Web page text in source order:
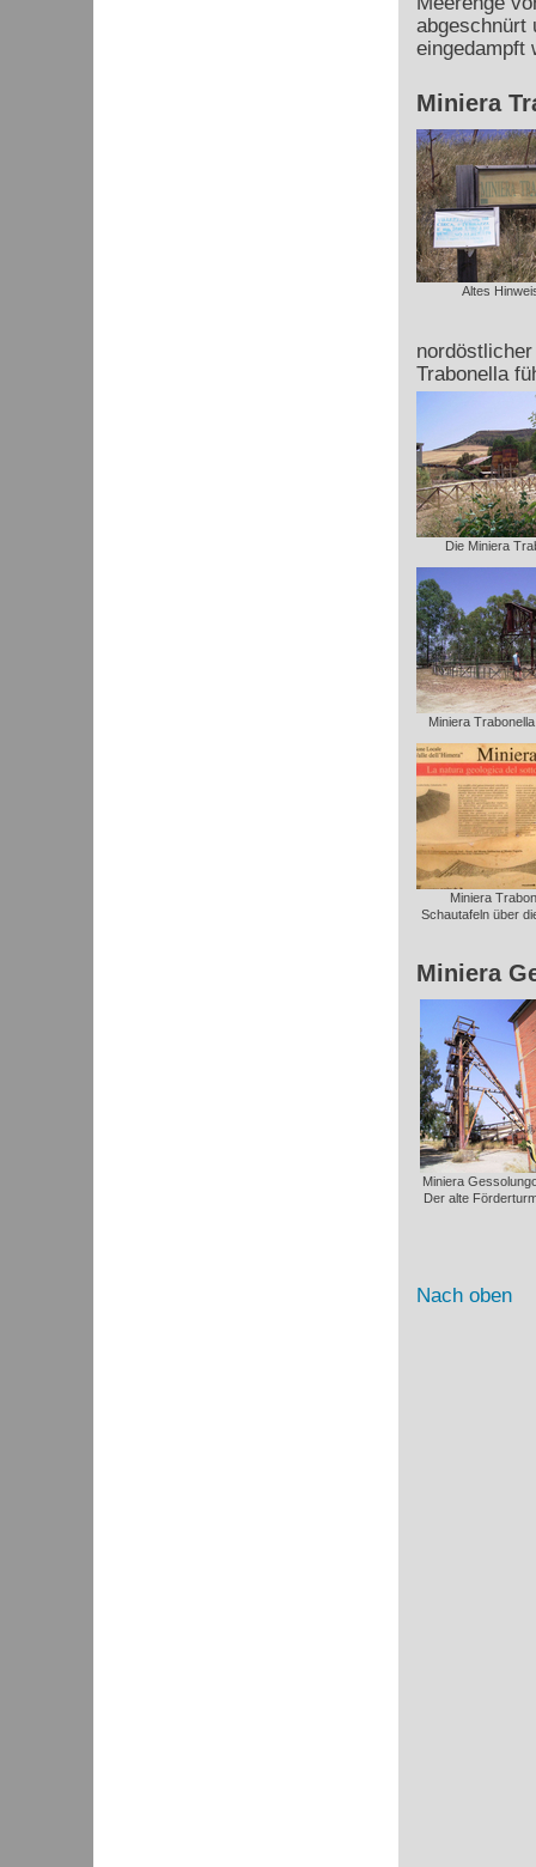
abgeschnürt
eingedampft
Miniera
Altes
Trabonella
Die Miniera
Miniera
Miniera
Schautafeln über
Miniera
Miniera
Der alte
Nach oben